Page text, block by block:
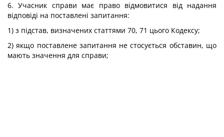
6. Учасник справи має право відмовитися від надання
відповіді на поставлені запитання:
1) з підстав, визначених статтями 70, 71 цього Кодексу;
2) якщо поставлене запитання не стосується обставин, що
мають значення для справи;